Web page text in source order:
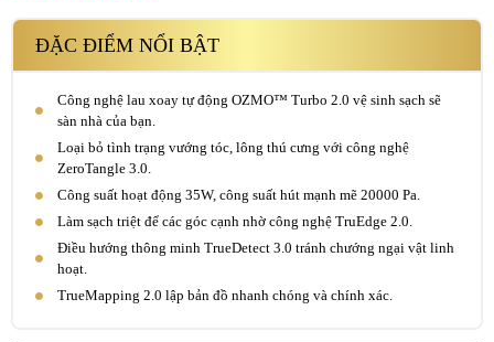
ĐẶC ĐIỂM NỔI BẬT
Công nghệ lau xoay tự động OZMO™ Turbo 2.0 vệ sinh sạch sẽ
sàn nhà của bạn.
Loại bỏ tình trạng vướng tóc, lông thú cưng với công nghệ
ZeroTangle 3.0.
Công suất hoạt động 35W, công suất hút mạnh mẽ 20000 Pa.
Làm sạch triệt để các góc cạnh nhờ công nghệ TruEdge 2.0.
Điều hướng thông minh TrueDetect 3.0 tránh chướng ngại vật linh
hoạt.
TrueMapping 2.0 lập bản đồ nhanh chóng và chính xác.